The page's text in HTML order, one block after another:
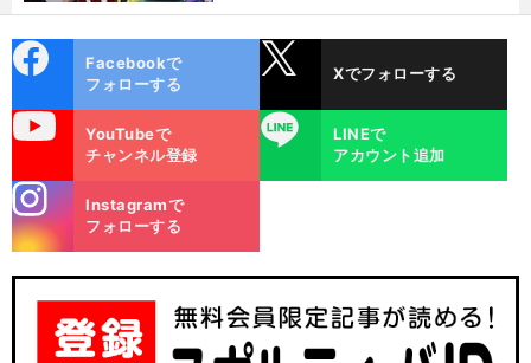
ok
Facebookで
フォローする
Xでフォローする
YouTubeで
チャンネル登録
LINE
LINEで
アカウント追加
m
Instagramで
フォローする